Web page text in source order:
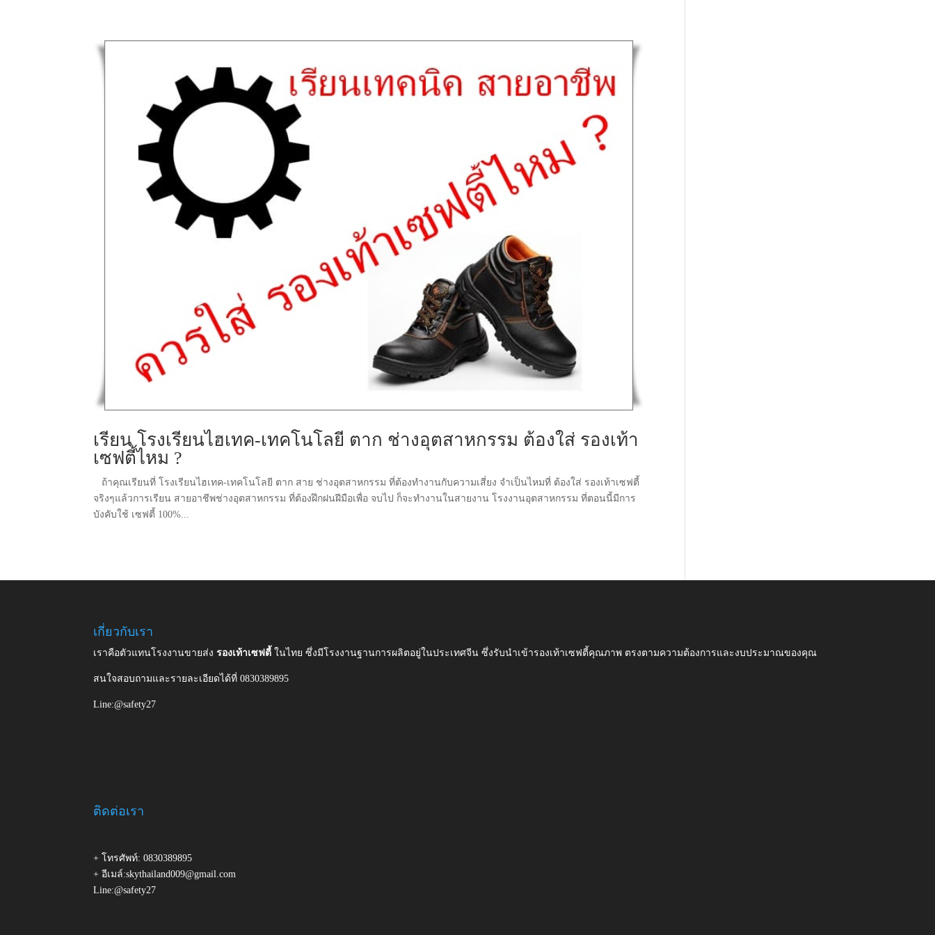
เรียน โรงเรียนไฮเทค-เทคโนโลยี ตาก ช่างอุตสาหกรรม ต้องใส่ รองเท้า
เซฟตี้ไหม ?
ถ้าคุณเรียนที่ โรงเรียนไฮเทค-เทคโนโลยี ตาก สาย ช่างอุตสาหกรรม ที่ต้องทำงานกับความเสี่ยง จำเป็นไหมที่ ต้องใส่ รองเท้าเซฟตี้
จริงๆแล้วการเรียน สายอาชีพช่างอุตสาหกรรม ที่ต้องฝึกฝนฝีมือเพื่อ จบไป ก็จะทำงานในสายงาน โรงงานอุตสาหกรรม ที่ตอนนี้มีการ
บังคับใช้ เซฟตี้ 100%...
เกี่ยวกับเรา
เราคือตัวแทนโรงงานขายส่งรองเท้าเซฟตี้ในไทย ซึ่งมีโรงงานฐานการผลิตอยู่ในประเทศจีน ซึ่งรับนำเข้ารองเท้าเซฟตี้คุณภาพ ตรงตามความต้องการและงบประมาณของคุณ
สนใจสอบถามและรายละเอียดได้ที่ 0830389895
Line:@safety27
ติดต่อเรา
+ โทรศัพท์: 0830389895
+ อีเมล์:skythailand009@gmail.com
Line:@safety27